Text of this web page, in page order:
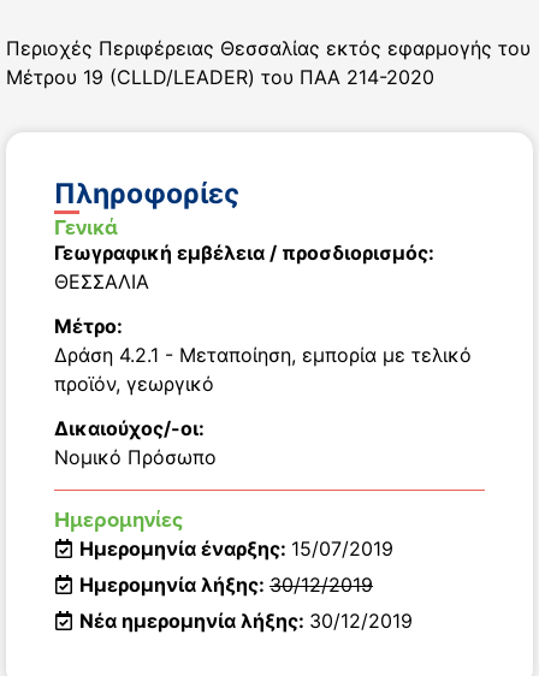
Περιοχές Περιφέρειας Θεσσαλίας εκτός εφαρμογής του
Μέτρου 19 (CLLD/LEADER) του ΠΑΑ 214-2020
Πληροφορίες
Γενικά
Γεωγραφική εμβέλεια / προσδιορισμός:
ΘΕΣΣΑΛΙΑ
Μέτρο:
Δράση 4.2.1 - Μεταποίηση, εμπορία με τελικό
προϊόν, γεωργικό
Δικαιούχος/-οι:
Νομικό Πρόσωπο
Ημερομηνίες
Ημερομηνία έναρξης: 15/07/2019
Ημερομηνία λήξης: 30/12/2019
Νέα ημερομηνία λήξης: 30/12/2019